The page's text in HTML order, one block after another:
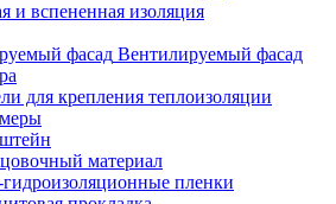
и вспененная изоляция
Вентилируемый фасад
для крепления теплоизоляции
материал
пленки